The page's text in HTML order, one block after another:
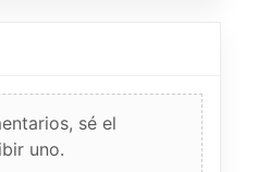
sé el
uno.